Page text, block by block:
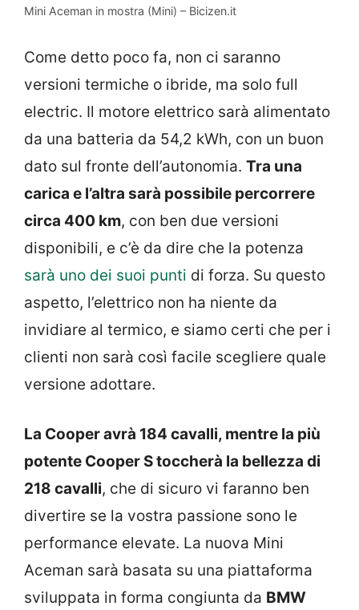
Mini Aceman in mostra (Mini) – Bicizen.it
Come detto poco fa, non ci saranno
versioni termiche o ibride, ma solo full
electric. Il motore elettrico sarà alimentato
da una batteria da 54,2 kWh, con un buon
dato sul fronte dell’autonomia. Tra una
carica e l’altra sarà possibile percorrere
circa 400 km, con ben due versioni
disponibili, e c’è da dire che la potenza
sarà uno dei suoi punti di forza. Su questo
aspetto, l’elettrico non ha niente da
invidiare al termico, e siamo certi che per i
clienti non sarà così facile scegliere quale
versione adottare.
La Cooper avrà 184 cavalli, mentre la più
potente Cooper S toccherà la bellezza di
218 cavalli, che di sicuro vi faranno ben
divertire se la vostra passione sono le
performance elevate. La nuova Mini
Aceman sarà basata su una piattaforma
sviluppata in forma congiunta da BMW